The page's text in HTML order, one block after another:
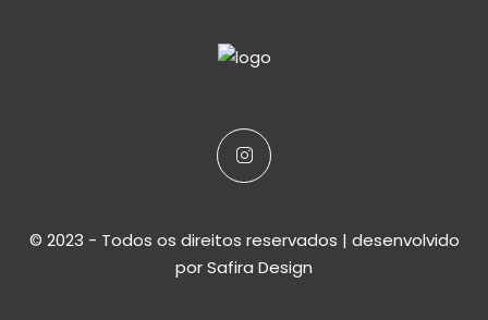
© 2023 - Todos os direitos reservados | desenvolvido
porSafira Design